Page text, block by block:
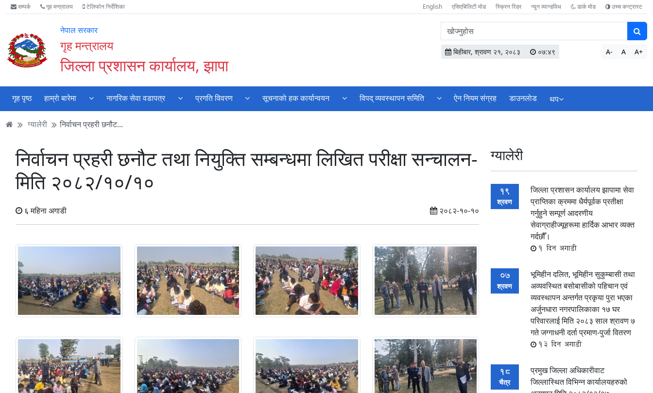
Accessibility
Mode
गर्नुहोस्
मुख्य
सामाग्री
मुख्य
नेभिगेसन
वेबसाइट
खोजमा
सम्पर्क गृह मन्त्रालय टेलिफोन निर्देशिका English एसिएबिलिटी मोड स्क्रिन रिडर न्यून व्यान्डविथ डार्क मोड उच्च कन्ट्रास्ट
नेपाल सरकार
गृह मन्त्रालय
जिल्ला प्रशासन कार्यालय, झापा
वेबसाइटमा
सामग्री
खोज्नुहोस
बिहीबार, श्रावण २१, २०८३ ०७:४९ A- A A+
गृह पृष्ठ हाम्राे बारेमा नागरिक सेवा वडापत्र प्रगति विवरण सूचनाकाे हक कार्यान्वयन विपद् व्यवस्थापन समिति ऐन नियम संग्रह डाउनलाेड थप
ग्यालेरी निर्वाचन प्रहरी छनौट...
निर्वाचन प्रहरी छनौट तथा नियुक्ति सम्बन्धमा लिखित परीक्षा सन्चालन-
मिति २०८२/१०/१०
६ महिना अगाडी २०८२-१०-१०
ग्यालेरी
19
श्रवण
जिल्ला प्रशासन कार्यालय झापामा सेवा
प्राप्तिका क्रममा धैर्यपूर्वक प्रतीक्षा
गर्नुहुने सम्पूर्ण आदरणीय
सेवाग्राहीज्यूहरूमा हार्दिक आभार व्यक्त
गर्दछौँ।
1 दिन अगाडी
07
श्रवण
भूमिहीन दलित, भूमिहीन सुकुम्बासी तथा
अव्यवस्थित बसोबासीको पहिचान एवं
व्यवस्थापन अन्तर्गत प्रकृया पुरा भएका
अर्जुनधारा नगरपालिकाका १७ घर
परिवारलाई मिति २०८३ साल श्रावण ७
गते जग्गाधनी दर्ता प्रमाण-पुर्जा वितरण
13 दिन अगाडी
18
चैत्र
प्रमुख जिल्ला अधिकारीवाट
जिल्लास्थित विभिन्न कार्यालयहरुको